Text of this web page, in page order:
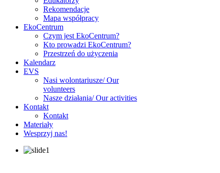
Rekomendacje
Mapa współpracy
EkoCentrum
Czym jest EkoCentrum?
Kto prowadzi EkoCentrum?
Przestrzeń do użyczenia
Kalendarz
EVS
Nasi wolontariusze/ Our
volunteers
Nasze działania/ Our activities
Kontakt
Kontakt
Materiały
Wesprzyj nas!